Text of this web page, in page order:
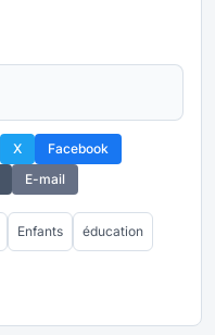
X
Facebook
E-mail
Enfants éducation